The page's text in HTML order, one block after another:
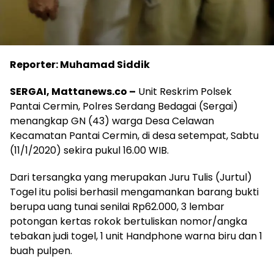
Reporter: Muhamad Siddik
SERGAI, Mattanews.co – Unit Reskrim Polsek
Pantai Cermin, Polres Serdang Bedagai (Sergai)
menangkap GN (43) warga Desa Celawan
Kecamatan Pantai Cermin, di desa setempat, Sabtu
(11/1/2020) sekira pukul 16.00 WIB.
Dari tersangka yang merupakan Juru Tulis (Jurtul)
Togel itu polisi berhasil mengamankan barang bukti
berupa uang tunai senilai Rp62.000, 3 lembar
potongan kertas rokok bertuliskan nomor/angka
tebakan judi togel, 1 unit Handphone warna biru dan 1
buah pulpen.